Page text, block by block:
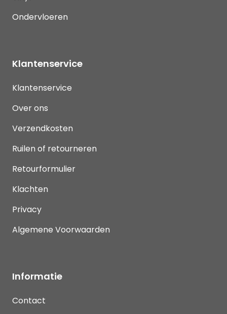
Ondervloeren
Klantenservice
Klantenservice
Over ons
Verzendkosten
Ruilen of retourneren
Retourformulier
Klachten
Privacy
Algemene Voorwaarden
Informatie
Contact